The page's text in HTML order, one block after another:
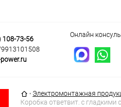
108-73-56
Онлайн
Главная страница
• Электромонтажная
Коробка ответвит. с